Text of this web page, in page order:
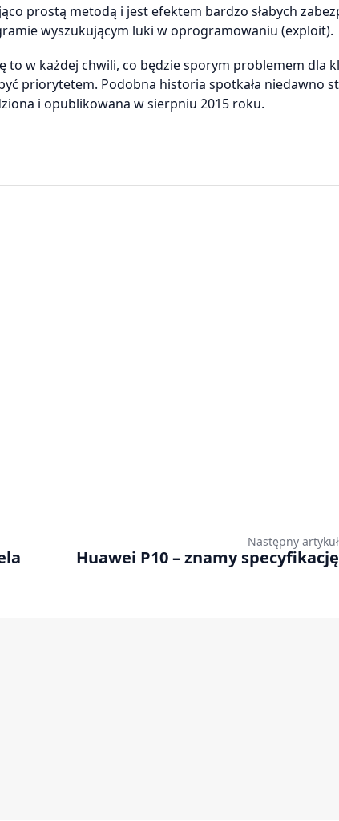
prostą metodą i jest efektem bardzo słabych
wyszukującym luki w oprogramowaniu (exploit).
to w każdej chwili, co będzie sporym problemem dla
priorytetem. Podobna historia spotkała niedawno
i opublikowana w sierpniu 2015 roku.
Następny artykuł
Huawei P10 – znamy specyfikację